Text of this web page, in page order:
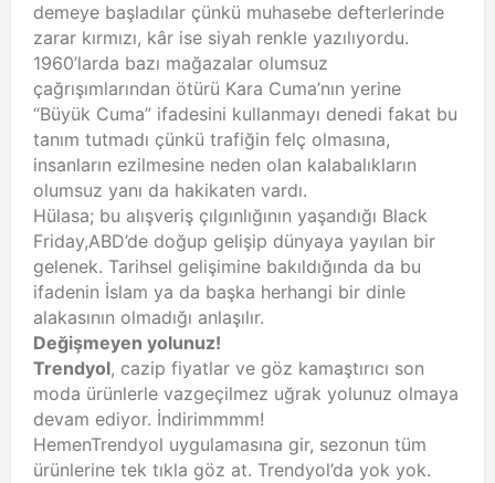
demeye başladılar çünkü muhasebe defterlerinde
zarar kırmızı, kâr ise siyah renkle yazılıyordu.
1960’larda bazı mağazalar olumsuz
çağrışımlarından ötürü Kara Cuma’nın yerine
“Büyük Cuma” ifadesini kullanmayı denedi fakat bu
tanım tutmadı çünkü trafiğin felç olmasına,
insanların ezilmesine neden olan kalabalıkların
olumsuz yanı da hakikaten vardı.
Hülasa; bu alışveriş çılgınlığının yaşandığı Black
Friday,ABD’de doğup gelişip dünyaya yayılan bir
gelenek. Tarihsel gelişimine bakıldığında da bu
ifadenin İslam ya da başka herhangi bir dinle
alakasının olmadığı anlaşılır.
Değişmeyen yolunuz!
Trendyol, cazip fiyatlar ve göz kamaştırıcı son
moda ürünlerle vazgeçilmez uğrak yolunuz olmaya
devam ediyor. İndirimmmm!
HemenTrendyol uygulamasına gir, sezonun tüm
ürünlerine tek tıkla göz at. Trendyol’da yok yok.